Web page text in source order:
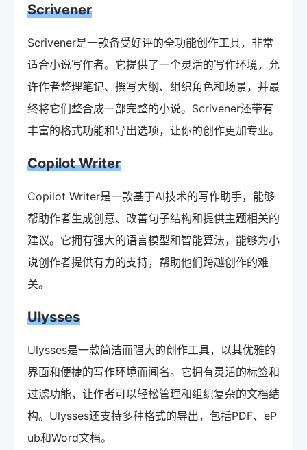
Scrivener
Scrivener是一款备受好评的全功能创作工具，非常
适合小说写作者。它提供了一个灵活的写作环境，允
许作者整理笔记、撰写大纲、组织角色和场景，并最
终将它们整合成一部完整的小说。Scrivener还带有
丰富的格式功能和导出选项，让你的创作更加专业。
Copilot Writer
Copilot Writer是一款基于AI技术的写作助手，能够
帮助作者生成创意、改善句子结构和提供主题相关的
建议。它拥有强大的语言模型和智能算法，能够为小
说创作者提供有力的支持，帮助他们跨越创作的难
关。
Ulysses
Ulysses是一款简洁而强大的创作工具，以其优雅的
界面和便捷的写作环境而闻名。它拥有灵活的标签和
过滤功能，让作者可以轻松管理和组织复杂的文档结
构。Ulysses还支持多种格式的导出，包括PDF、eP
ub和Word文档。